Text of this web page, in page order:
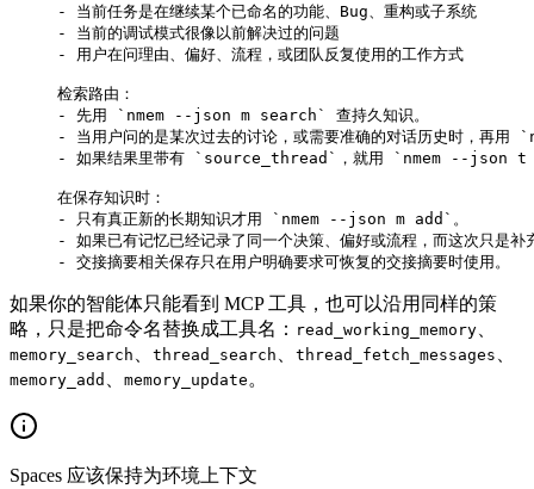
-
当前任务是在继续某个已命名的功能、Bug、重构或子系统
-
当前的调试模式很像以前解决过的问题
-
用户在问理由、偏好、流程，或团队反复使用的工作方式
检索路由：
-
先用 `nmem --json m search`
查持久知识。
-
当用户问的是某次过去的讨论，或需要准确的对话历史时，再用
-
如果结果里带有 `source_thread` ，就用 `nmem --json
在保存知识时：
-
只有真正新的长期知识才用 `nmem --json m add` 。
-
如果已有记忆已经记录了同一个决策、偏好或流程，而这次只是
-
交接摘要相关保存只在用户明确要求可恢复的交接摘要时使用。
如果你的智能体只能看到 MCP 工具，也可以沿用同样的策
略，只是把命令名替换成工具名： read_working_memory
memory_search thread_search thread_fetch_messages
memory_add memory_update 。
Spaces 应该保持为环境上下文